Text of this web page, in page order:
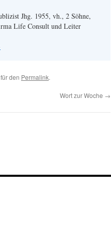
Jhg. 1955, vh., 2 Söhne,
Life Consult und Leiter
den Permalink.
Wort zur Woche →